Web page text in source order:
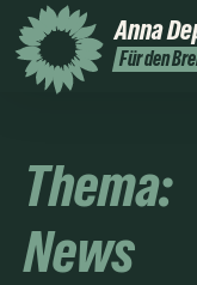
Anna
Für den
Kontakt
Thema:
News